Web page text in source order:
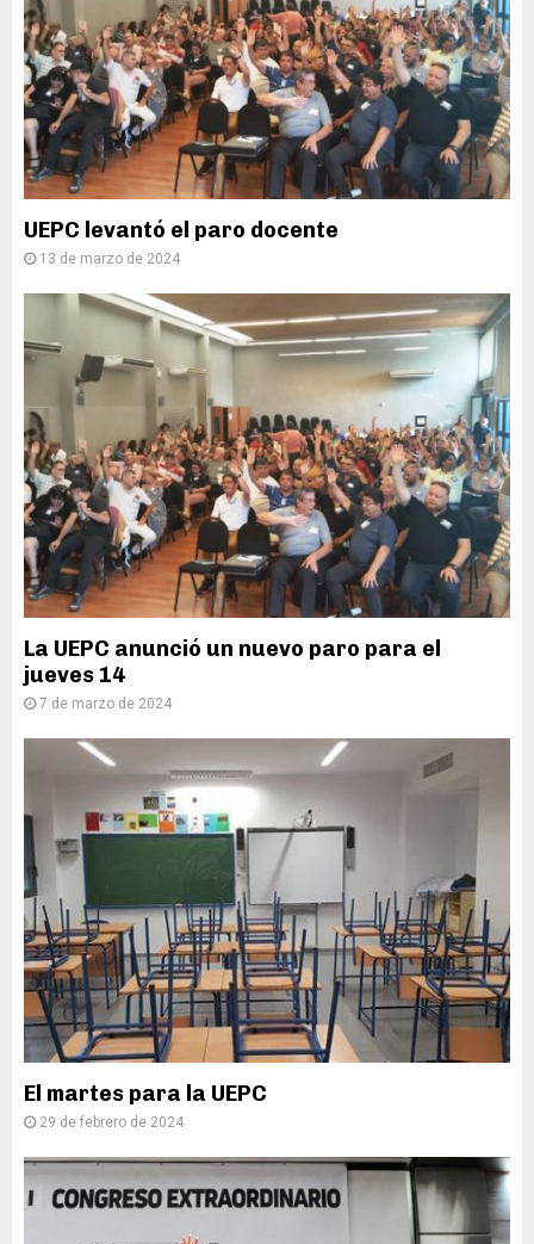
UEPC levantó el paro docente
13 de marzo de 2024
La UEPC anunció un nuevo paro para el
jueves 14
7 de marzo de 2024
El martes para la UEPC
29 de febrero de 2024